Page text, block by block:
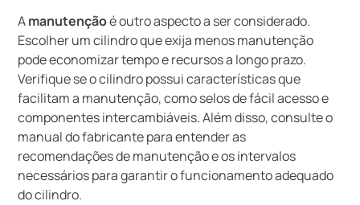
Amanutençãoé outro aspecto a ser considerado.
Escolher um cilindro que exija menos manutenção
pode economizar tempo e recursos a longo prazo.
Verifique se o cilindro possui características que
facilitam a manutenção, como selos de fácil acesso e
componentes intercambiáveis. Além disso, consulte o
manual do fabricante para entender as
recomendações de manutenção e os intervalos
necessários para garantir o funcionamento adequado
do cilindro.